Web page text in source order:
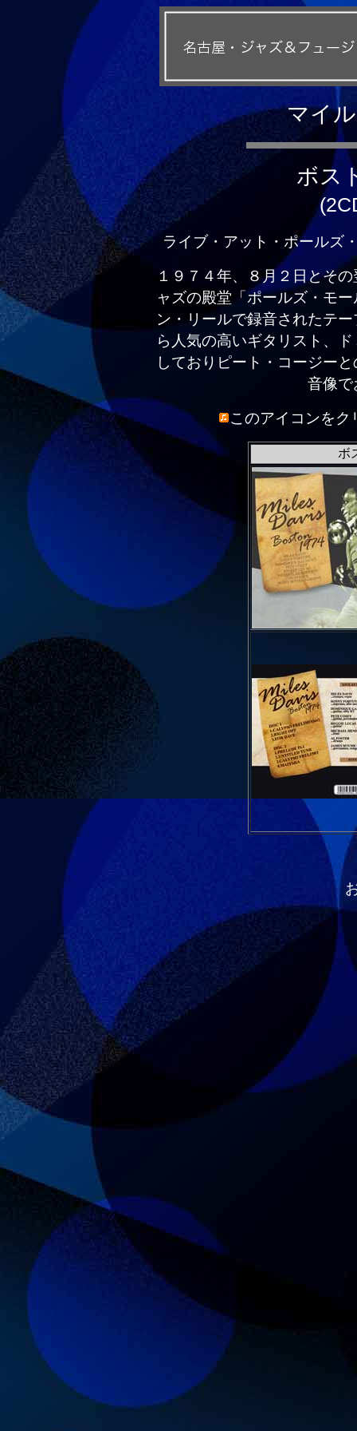
マイ
ボス
ライブ・アット・ポールズ
１９７４年、８月２日とそ
ャズの殿堂「ポールズ・モ
ン・リールで録音されたテ
ら人気の高いギタリスト、
しておりピート・コージー
音像で
このアイコンを
ボ